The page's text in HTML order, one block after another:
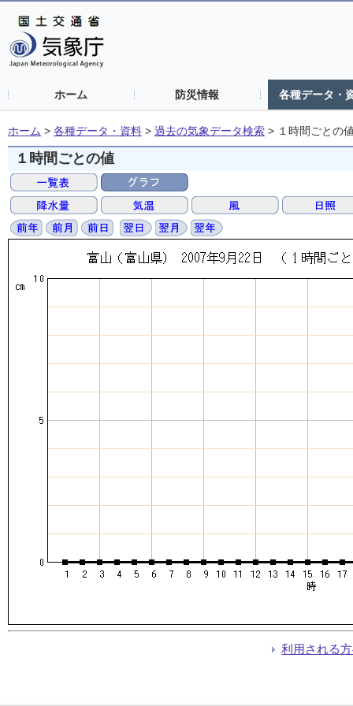
ホーム 防災情報 各種データ・
ホーム > 各種データ・資料 > 過去の気象データ検索 > １時間ごとの
１時間ごとの値
利用される